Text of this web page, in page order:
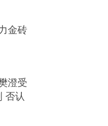
金砖
澄受
否认